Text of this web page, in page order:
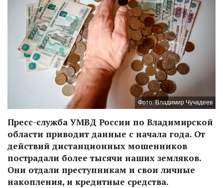
Фото: Владимир Чучадеев
Пресс-служба УМВД России по Владимирской
области приводит данные с начала года. От
действий дистанционных мошенников
пострадали более тысячи наших земляков.
Они отдали преступникам и свои личные
накопления, и кредитные средства.